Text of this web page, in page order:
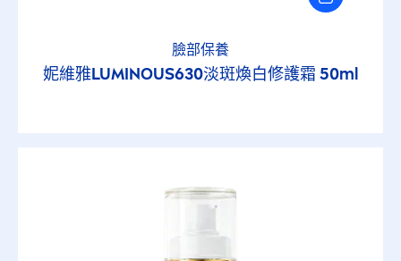
臉部保養
妮維雅LUMINOUS630淡斑煥白修護霜 50ml